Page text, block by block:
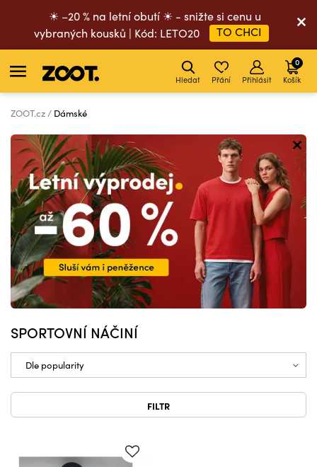
☀ –20 % na letní obutí ☀ - snižte si cenu u
vybraných kousků | Kód: LETO20
TO CHCI
Hledat Přání Přihlásit Košík
0
ZOOT.cz Dámské
SPORTOVNÍ NÁČINÍ
FILTR